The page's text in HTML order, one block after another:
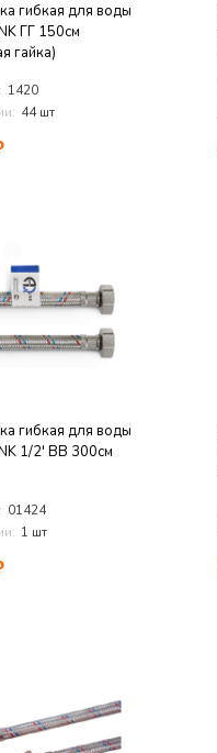
гибкая для воды
ГГ 150см
гайка)
1420
44 шт
гибкая для воды
1/2' ВВ 300см
01424
1 шт